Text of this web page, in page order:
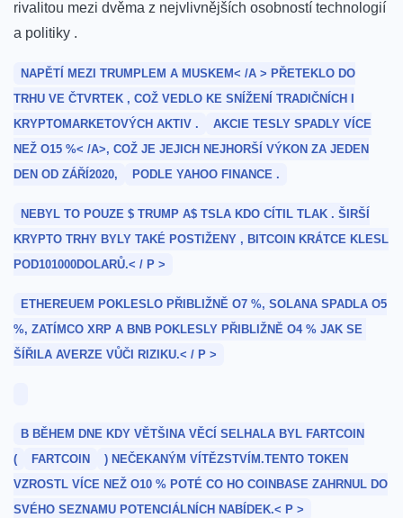
rivalitou mezi dvěma z ‍nejvlivnějších⁤ osobností technologií​
a politiky .
NAPĚTÍ MEZI TRUMPLEM A MUSKEM< /A > PŘETEKLO DO
TRHU VE ČTVRTEK , ⁤COŽ VEDLO KE SNÍŽENÍ TRADIČNÍCH‍ I‌
KRYPTOMARKETOVÝCH AKTIV .
AKCIE‌ TESLY SPADLY⁤ VÍCE
NEŽ⁢ O15 ‌%< /A>, COŽ JE JEJICH NEJHORŠÍ VÝKON ZA JEDEN
DEN OD ‌ZÁŘÍ2020,
PODLE YAHOO FINANCE .
NEBYL TO⁤ POUZE $‌ TRUMP ⁣A$ ⁤TSLA KDO CÍTIL TLAK .‍ ŠIRŠÍ
KRYPTO TRHY BYLY TAKÉ POSTIŽENY , BITCOIN KRÁTCE KLESL
POD101000DOLARŮ.< / P >
ETHEREUEM POKLESLO PŘIBLIŽNĚ O7 %, SOLANA ‌SPADLA⁣ O5
%, ZATÍMCO XRP A BNB ⁢POKLESLY PŘIBLIŽNĚ O4 % JAK SE ​
ŠÍŘILA AVERZE VŮČI RIZIKU.< / P >
B‌ BĚHEM DNE KDY ⁢VĚTŠINA ‌VĚCÍ SELHALA BYL ⁢FARTCOIN
(
FARTCOIN
) NEČEKANÝM VÍTĚZSTVÍM.TENTO TOKEN
VZROSTL VÍCE NEŽ O10 ​% POTÉ CO HO COINBASE ZAHRNUL DO
SVÉHO SEZNAMU⁢ POTENCIÁLNÍCH NABÍDEK.< P >